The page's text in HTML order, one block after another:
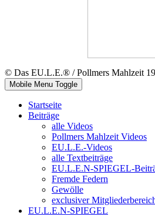
© Das EU.L.E.® / Pollmers Mahlzeit
Mobile Menu Toggle
Startseite
Beiträge
alle Videos
Pollmers Mahlzeit Videos
EU.L.E.-Videos
alle Textbeiträge
EU.L.E.N-SPIEGEL-
Fremde Federn
Gewölle
exclusiver
EU.L.E.N-SPIEGEL